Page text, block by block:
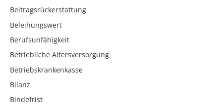
Beitragsrückerstattung
Beleihungswert
Berufsunfähigkeit
Betriebliche Altersversorgung
Betriebskrankenkasse
Bilanz
Bindefrist